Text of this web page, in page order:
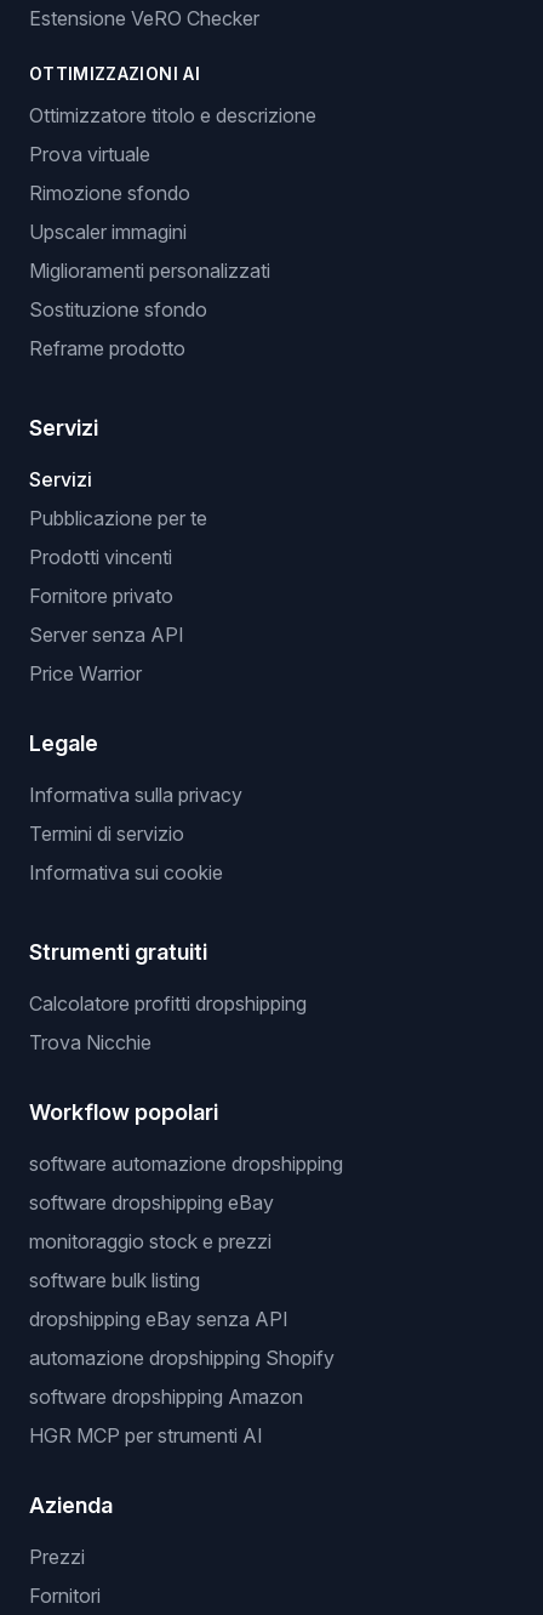
Estensione VeRO Checker
OTTIMIZZAZIONI AI
Ottimizzatore titolo e descrizione
Prova virtuale
Rimozione sfondo
Upscaler immagini
Miglioramenti personalizzati
Sostituzione sfondo
Reframe prodotto
Servizi
Servizi
Pubblicazione per te
Prodotti vincenti
Fornitore privato
Server senza API
Price Warrior
Legale
Informativa sulla privacy
Termini di servizio
Informativa sui cookie
Strumenti gratuiti
Calcolatore profitti dropshipping
Trova Nicchie
Workflow popolari
software automazione dropshipping
software dropshipping eBay
monitoraggio stock e prezzi
software bulk listing
dropshipping eBay senza API
automazione dropshipping Shopify
software dropshipping Amazon
HGR MCP per strumenti AI
Azienda
Prezzi
Fornitori